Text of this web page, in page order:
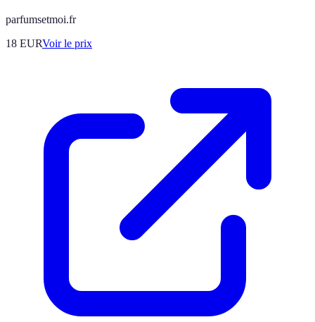
parfumsetmoi.fr
18 EURVoir le prix